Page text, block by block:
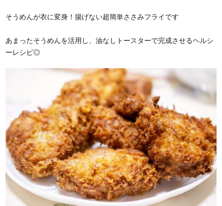
そうめんが衣に変身！揚げない超簡単ささみフライです
あまったそうめんを活用し、油なしトースターで完成させるヘルシ
ーレシピ◎